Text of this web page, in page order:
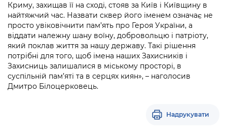
Безбар'єрність
Київська міська військова адміністрація
Важливе під час воєнного стану
Криму, захищав її на сході, стояв за Київ і Київщину в
найтяжчий час. Назвати сквер його іменем означає не
просто увіковічнити пам’ять про Героя України, а
віддати належну шану воїну, добровольцю і патріоту,
який поклав життя за нашу державу. Такі рішення
потрібні для того, щоб імена наших Захисників і
Захисниць залишалися в міському просторі, в
суспільній пам’яті та в серцях киян», – наголосив
Дмитро Білоцерковець.
Надрукувати